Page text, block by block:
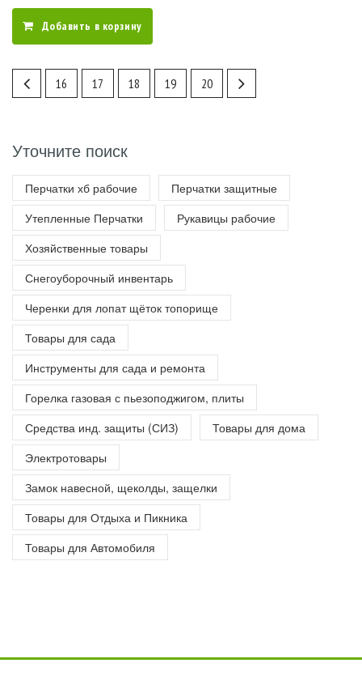
Добавить в корзину
16 17 18 19 20
Уточните поиск
Перчатки хб рабочие
Перчатки защитные
Утепленные Перчатки
Рукавицы рабочие
Хозяйственные товары
Снегоуборочный инвентарь
Черенки для лопат щёток топорище
Товары для сада
Инструменты для сада и ремонта
Горелка газовая с пьезоподжигом, плиты
Средства инд. защиты (СИЗ)
Товары для дома
Электротовары
Замок навесной, щеколды, защелки
Товары для Отдыха и Пикника
Товары для Автомобиля